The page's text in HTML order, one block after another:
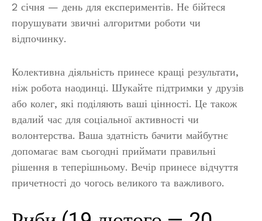
2 січня — день для експериментів. Не бійтеся
порушувати звичні алгоритми роботи чи
відпочинку.
Колективна діяльність принесе кращі результати,
ніж робота наодинці. Шукайте підтримки у друзів
або колег, які поділяють ваші цінності. Це також
вдалий час для соціальної активності чи
волонтерства. Ваша здатність бачити майбутнє
допомагає вам сьогодні приймати правильні
рішення в теперішньому. Вечір принесе відчуття
причетності до чогось великого та важливого.